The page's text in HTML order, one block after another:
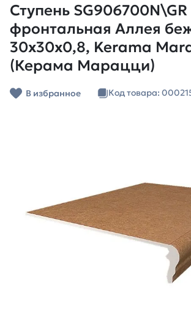
Ступень SG906700N\GR
фронтальная Аллея
30x30x0,8, Kerama
(Керама Марацци)
В избранное Код товара: